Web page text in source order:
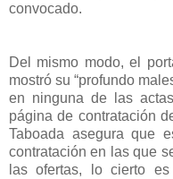
convocado.
Del mismo modo, el
mostró su “profundo
en ninguna de las
página de contratación
Taboada asegura que
contratación en las que
las ofertas, lo cierto